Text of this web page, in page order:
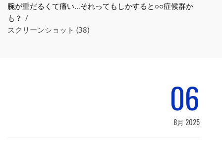
腕が重だるくて痛い…それってもしかすると○○症候群か
も？
スクリーンショット (38)
06
8月 2025